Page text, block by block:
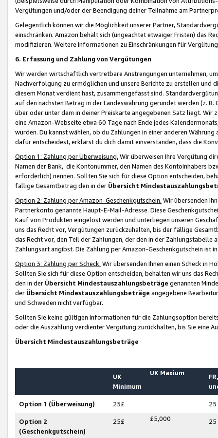
Vergütungen und/oder der Beendigung deiner Teilnahme am
Gelegentlich können wir die Möglichkeit unserer Partner,
einschränken. Amazon behält sich (ungeachtet etwaiger Fristen) das
modifizieren. Weitere Informationen zu Einschränkungen für
6. Erfassung und Zahlung von Vergütungen
Wir werden wirtschaftlich vertretbare Anstrengungen unternehmen,
Nachverfolgung zu ermöglichen und unsere Berichte zu erstellen und
diesem Monat verdient hast, zusammengefasst sind.
auf den nächsten Betrag in der Landeswährung gerundet werden (z.
über oder unter dem in deiner Preiskarte angegebenen Satz liegt.
eine Amazon-Webseite etwa 60 Tage nach Ende jedes
wurden. Du kannst wählen, ob du Zahlungen in einer anderen
dafür entscheidest, erklärst du dich damit einverstanden, dass die
Option 1: Zahlung per Überweisung. Wir überweisen Ihre Vergütung
Namen der Bank, die Kontonummer, den Namen des Kontoinhabers
erforderlich) nennen. Sollten Sie sich für diese Option entscheiden,
fällige Gesamtbetrag den in der Übersicht
Option 2: Zahlung per Amazon-Geschenkgutschein. Wir übersenden
Partnerkonto genannte Haupt-E-Mail-Adresse. Diese
Kauf von Produkten eingelöst werden und unterliegen unseren
uns das Recht vor, Vergütungen zurückzuhalten, bis der fällige
das Recht vor, den Teil der Zahlungen, der den in der
Zahlungsart angibst. Die Zahlung per Amazon-Geschenkgutschein ist
Option 3: Zahlung per Scheck. Wir übersenden Ihnen einen Scheck in
Sollten Sie sich für diese Option entscheiden, behalten wir uns das
den in der Übersicht Mindestauszahlungsbeträge genannten
der Übersicht Mindestauszahlungsbeträge angegebene
und Schweden nicht verfügbar.
Sollten Sie keine gültigen Informationen für die Zahlungsoption
oder die Auszahlung verdienter Vergütung zurückhalten, bis Sie
Übersicht Mindestauszahlungsbeträge
UK
Minimum
UK Maxium
Option 1 (Überweisung) 25£ 25
Option 2
(Geschenkgutschein)
25£ £5,000 25